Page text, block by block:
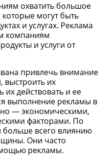
охватить большое
могут быть
и услугах. Реклама
компаниям
и услуги от
привлечь внимание
выстроить их
их действовать и ее
выполнение рекламы в
— экономическими,
факторами. По
больше всего влиянию
Они часто
рекламы.